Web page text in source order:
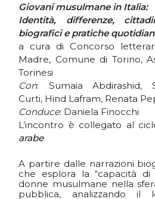
Giovani musulmane in Italia:
Identità, differenze,
biografici e pratiche
a cura di Concorso
Madre, Comune di Torino,
Torinesi
Con: Sumaia Abdirashid,
Curti, Hind Lafram, Renata
Conduce: Daniela Finocchi
L’incontro è collegato al
arabe
A partire dalle narrazioni
che esplora la “capacità di
donne musulmane nella
pubblica, analizzando il